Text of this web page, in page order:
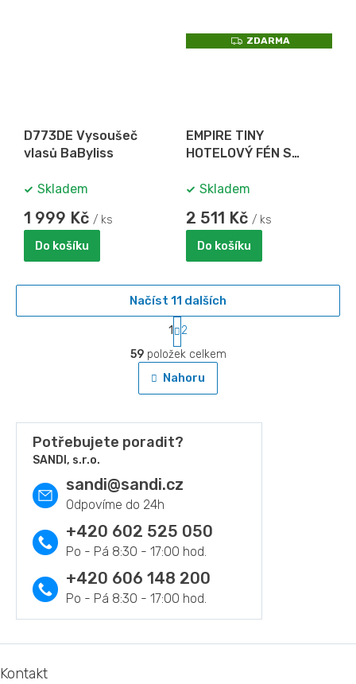
D773DE Vysoušeč
vlasů BaByliss
Skladem
1 999 Kč / ks
Do košíku
Z
D
ZDARMA
EMPIRE TINY
HOTELOVÝ FÉN S
Skladem
2 511 Kč / ks
Do košíku
O
v
l
á
a
c
í
r
y
v
ý
p
s
u
Načíst 11 dalších
S
t
r
á
n
k
v
á
1
2
59položek celkem
Nahoru
Potřebujete poradit?
SANDI, s.r.o.
sandi@sandi.cz
+420 602 525 050
+420 606 148 200
á
Kontakt